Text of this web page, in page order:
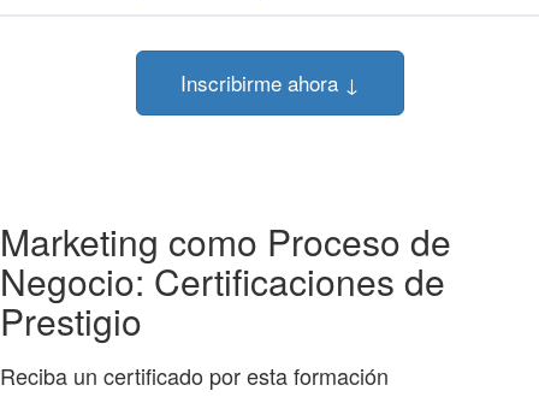
Inscribirme ahora ↓
Marketing como Proceso de
Negocio: Certificaciones de
Prestigio
Reciba un certificado por esta formación